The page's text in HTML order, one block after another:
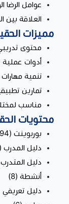
عوامل الرضا
العلاقة بين
مميزات
محتوى
أدوات عملية
تنمية مهارات
تمارين
مناسب
محتويات
بوربوينت (194 شريحة)
دليل المدرب (176 صفحة)
دليل المتدرب (162
أنشطة (8)
دليل تعريفي